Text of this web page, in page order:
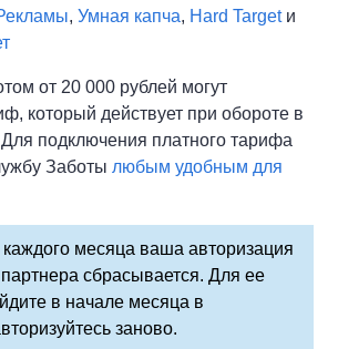
,Умная капча, Hard Targetи
от 20 000 рублей могут
который действует при обороте в
подключения платного тарифа
Заботы любым удобным для
месяца ваша авторизация
сбрасывается. Для ее
в начале месяца в
заново.